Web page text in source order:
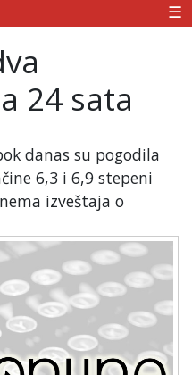
☰
24 sata
danas su pogodila
6,3 i 6,9 stepeni
izveštaja o